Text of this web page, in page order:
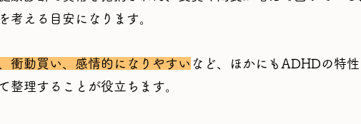
考える目安になります。
衝動買い、感情的になりやすい など、ほかにもADHDの特
整理することが役立ちます。